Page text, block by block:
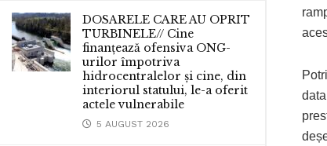
DOSARELE CARE AU OPRIT
TURBINELE// Cine
finanțează ofensiva ONG-
urilor împotriva
hidrocentralelor și cine, din
interiorul statului, le-a oferit
actele vulnerabile
5 AUGUST 2026